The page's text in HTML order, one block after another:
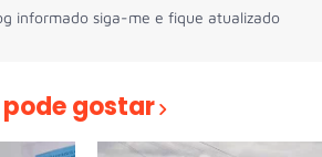
informado siga-me e fique atualizado
gostar